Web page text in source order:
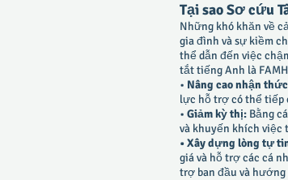
Tại sao Sơ cứu
Những khó khăn về
gia đình và sự kiềm
thể dẫn đến việc
tắt tiếng Anh là
• Nâng cao nhận thức
lực hỗ trợ có thể tiếp
• Giảm kỳ thị: Bằng
và khuyến khích việc
• Xây dựng lòng tự
giá và hỗ trợ các cá
trợ ban đầu và